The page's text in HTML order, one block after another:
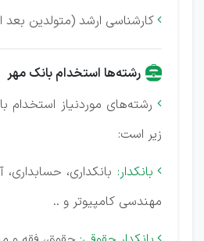
 کارشناسی ارشد (متولدین بعد از تاریخ
رشته‌ها استخدام بانک مهر
 رشته‌های موردنیاز استخدام
زیر است:
 بانکدار: بانکداری، حسابداری،
مهندسی کامپیوتر و ..
